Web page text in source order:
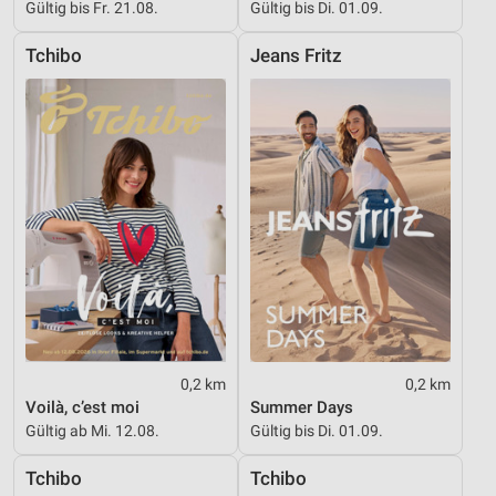
Gültig bis Fr. 21.08. Gültig bis Di. 01.09.
Tchibo
0,2 km
Voilà, c’est moi
Gültig ab Mi. 12.08.
Jeans Fritz
0,2 km
Summer Days
Gültig bis Di. 01.09.
Tchibo Tchibo
Inhalten
IAB-Besonderheiten:
Verwendung genauer Standortdaten
Geräte anhand von aktiv angeforderten
Informationen identifizieren
Nicht-IAB-Verarbeitungszwecke:
Notwendig
Performance
Funktional
Werbung